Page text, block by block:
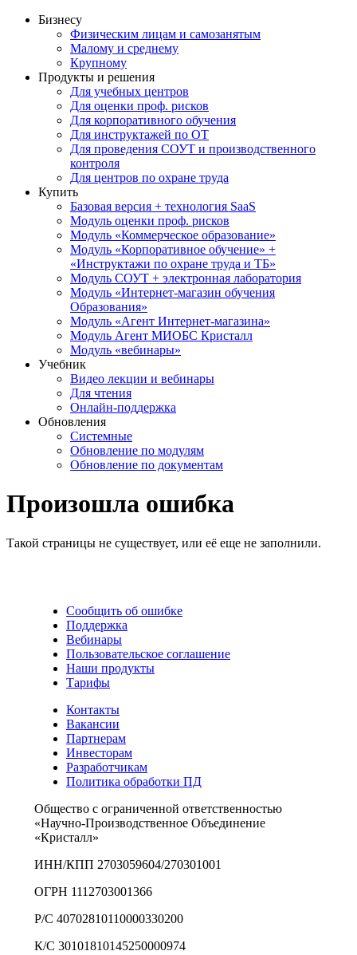
Бизнесу
Физическим лицам и самозанятым
Малому и среднему
Крупному
Продукты и решения
Для учебных центров
Для оценки проф. рисков
Для корпоративного обучения
Для инструктажей по ОТ
Для проведения СОУТ и производственного
контроля
Для центров по охране труда
Купить
Базовая версия + технология SaaS
Модуль оценки проф. рисков
Модуль «Коммерческое образование»
Модуль «Корпоративное обучение» +
«Инструктажи по охране труда и ТБ»
Модуль СОУТ + электронная лаборатория
Модуль «Интернет-магазин обучения
Образования»
Модуль «Агент Интернет-магазина»
Модуль Агент МИОБС Кристалл
Модуль «вебинары»
Учебник
Видео лекции и вебинары
Для чтения
Онлайн-поддержка
Обновления
Системные
Обновление по модулям
Обновление по документам
Произошла ошибка
Такой страницы не существует, или её еще не заполнили.
Сообщить об ошибке
Поддержка
Вебинары
Пользовательское соглашение
Наши продукты
Тарифы
Контакты
Вакансии
Партнерам
Инвесторам
Разработчикам
Политика обработки ПД
Общество с ограниченной ответственностью
«Научно-Производственное Объединение
«Кристалл»
ИНН/КПП 2703059604/270301001
ОГРН 1112703001366
Р/С 40702810110000330200
К/С 30101810145250000974